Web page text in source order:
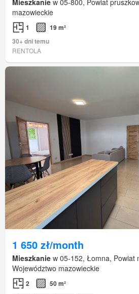
Mieszkanie w 05-800, Powiat
mazowieckie
1
19 m²
30+ dni temu
RENTOLA
1 650 zł/month
Mieszkanie w 05-152, Łomna, Powiat
Województwo mazowieckie
2 50 m²